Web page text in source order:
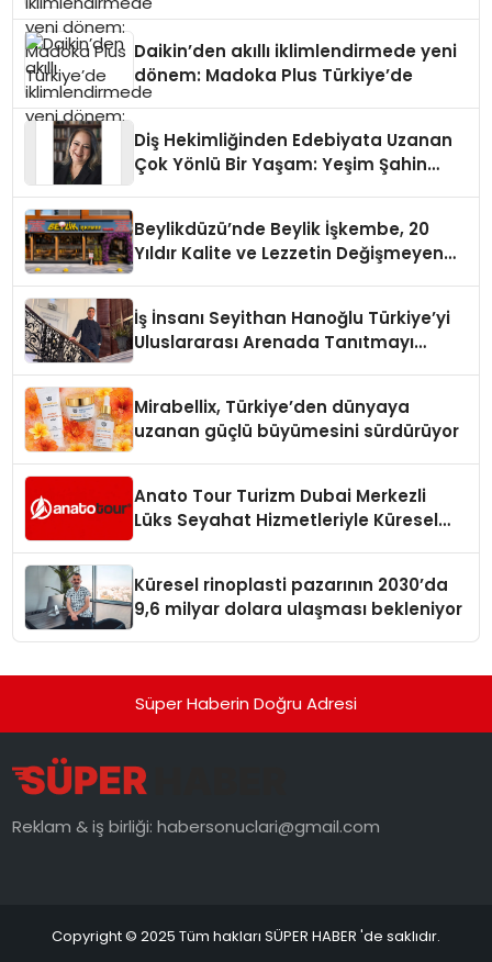
Daikin’den akıllı iklimlendirmede yeni
dönem: Madoka Plus Türkiye’de
Diş Hekimliğinden Edebiyata Uzanan
Çok Yönlü Bir Yaşam: Yeşim Şahin
Beylikdüzü’nde Beylik İşkembe, 20
Yıldır Kalite ve Lezzetin Değişmeyen
İş İnsanı Seyithan Hanoğlu Türkiye’yi
Uluslararası Arenada Tanıtmayı
Mirabellix, Türkiye’den dünyaya
uzanan güçlü büyümesini sürdürüyor
Anato Tour Turizm Dubai Merkezli
Lüks Seyahat Hizmetleriyle Küresel
Küresel rinoplasti pazarının 2030’da
9,6 milyar dolara ulaşması bekleniyor
Süper Haberin Doğru Adresi
Reklam & iş birliği:habersonuclari@gmail.com
Copyright © 2025 Tüm hakları SÜPER HABER 'de saklıdır.